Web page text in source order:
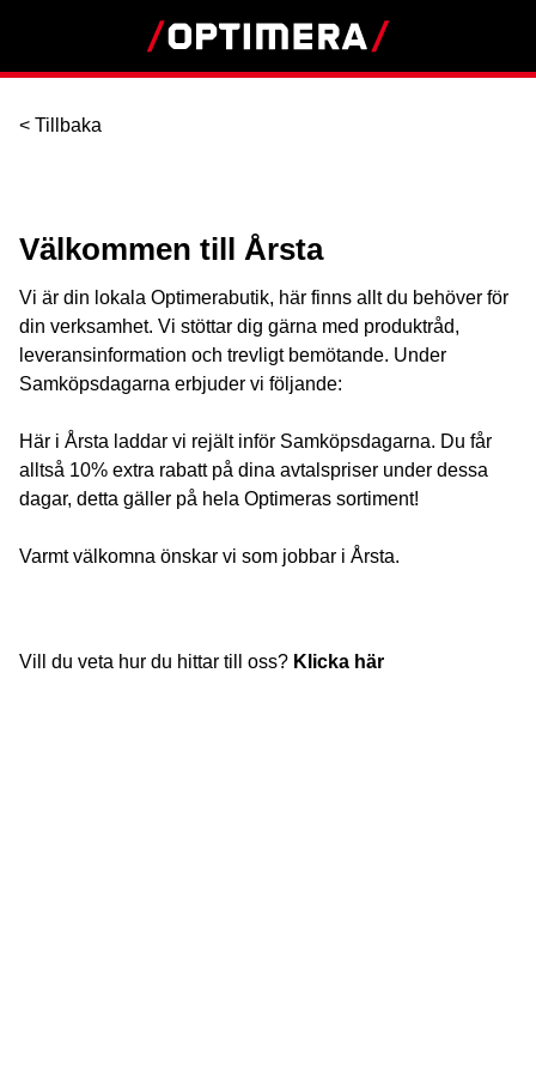
< Tillbaka
Välkommen till Årsta
Vi är din lokala Optimerabutik, här finns allt du behöver för
din verksamhet. Vi stöttar dig gärna med produktråd,
leveransinformation och trevligt bemötande. Under
Samköpsdagarna erbjuder vi följande:
Här i Årsta laddar vi rejält inför Samköpsdagarna. Du får
alltså 10% extra rabatt på dina avtalspriser under dessa
dagar, detta gäller på hela Optimeras sortiment!
Varmt välkomna önskar vi som jobbar i Årsta.
Vill du veta hur du hittar till oss? Klicka här